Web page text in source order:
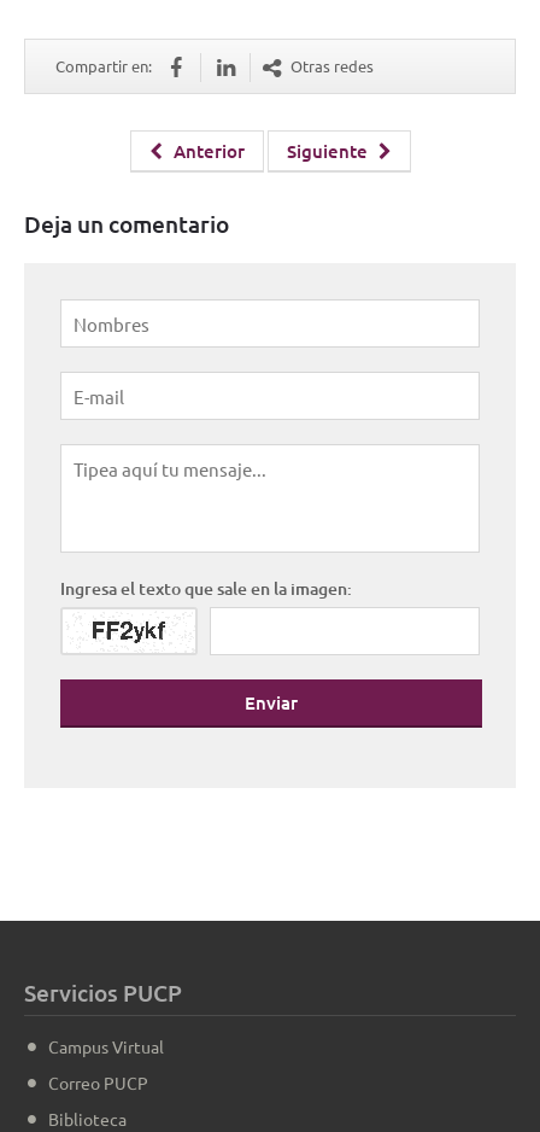
Compartir en: Otras redes
Anterior Siguiente
Deja un comentario
Ingresa el texto que sale en la imagen:
Enviar
Servicios PUCP
Campus Virtual
Correo PUCP
Biblioteca